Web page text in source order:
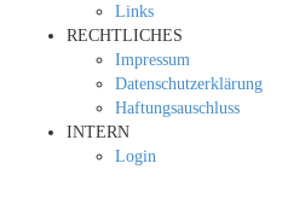
Links
RECHTLICHES
Impressum
Datenschutzerklärung
Haftungsauschluss
INTERN
Login